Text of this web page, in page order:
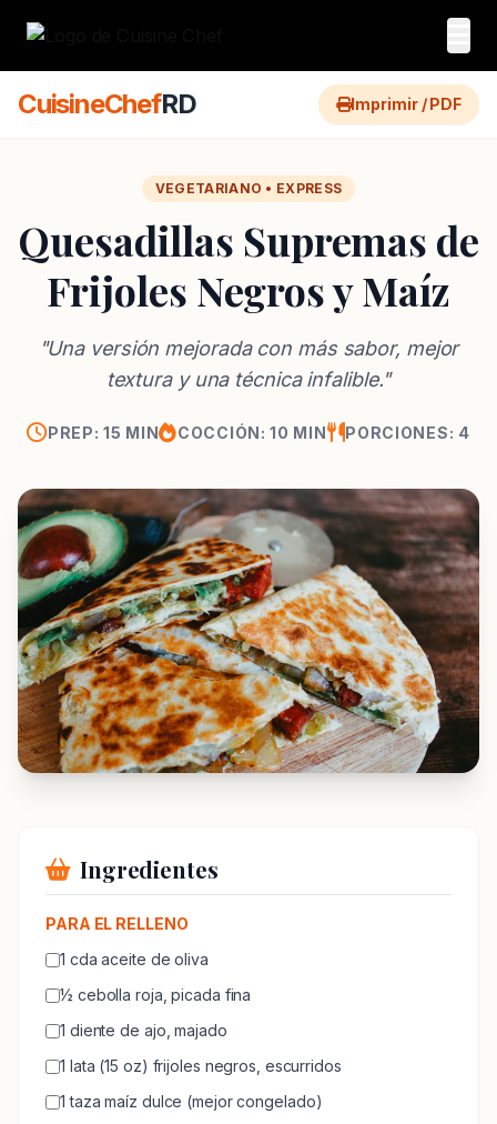
CuisineChefRD Imprimir / PDF
VEGETARIANO • EXPRESS
Quesadillas Supremas de
Frijoles Negros y Maíz
"Una versión mejorada con más sabor, mejor
textura y una técnica infalible."
PREP: 15 MIN COCCIÓN: 10 MIN PORCIONES: 4
Ingredientes
PARA EL RELLENO
1 cda aceite de oliva
½ cebolla roja, picada fina
1 diente de ajo, majado
1 lata (15 oz) frijoles negros, escurridos
1 taza maíz dulce (mejor congelado)